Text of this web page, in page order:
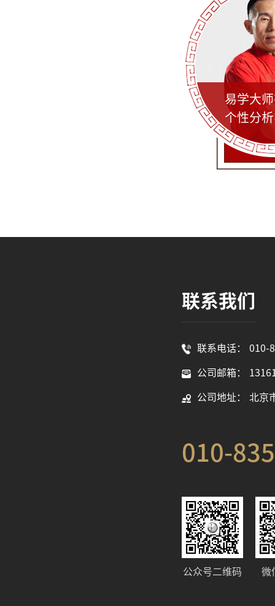
易学大
个性分
联系我们
联系电话： 010-
公司邮箱：
公司地址： 北京
010-
公众号二维码 微